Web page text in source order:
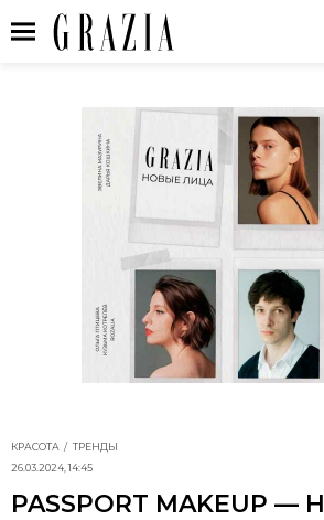
КРАСОТА
ТРЕНДЫ
26.03.2024, 14:45
PASSPORT MAKEUP